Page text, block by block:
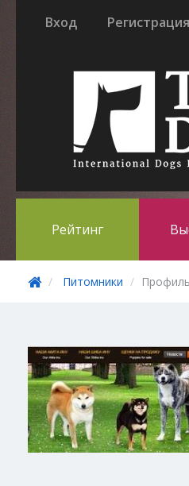
Вход Регистрация
Рейтинг
Питомники